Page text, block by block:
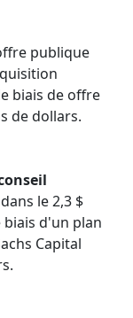
publique
biais de offre
de dollars.
dans le 2,3 $
biais d'un plan
Capital